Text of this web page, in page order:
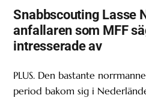
Snabbscouting Lasse
anfallaren som MFF
intresserade av
PLUS. Den bastante
period bakom sig i